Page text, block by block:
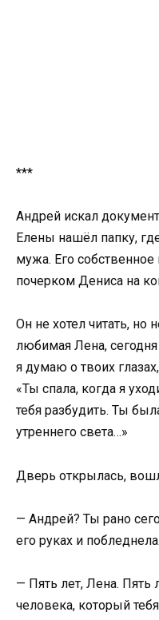
***
Андрей искал
Елены нашёл папку,
мужа. Его
почерком Дениса на
Он не хотел читать, но
любимая Лена,
я думаю о твоих
«Ты спала, когда я
тебя разбудить. Ты
утреннего света…»
Дверь открылась,
— Андрей? Ты рано
его руках и побледнела.
— Пять лет, Лена. Пять
человека, который